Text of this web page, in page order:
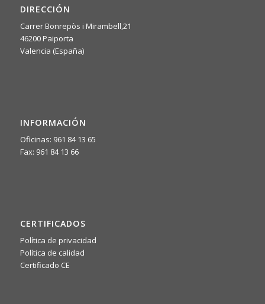
DIRECCIÓN
Carrer Bonrepòs i Mirambell,21
46200 Paiporta
Valencia (España)
INFORMACIÓN
Oficinas: 961 84 13 65
Fax: 961 84 13 66
CERTIFICADOS
Política de privacidad
Política de calidad
Certificado CE